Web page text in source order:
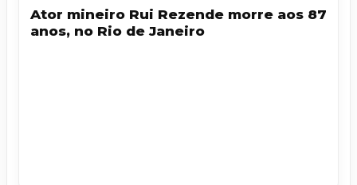
Ator mineiro Rui Rezende morre aos 87
anos, no Rio de Janeiro